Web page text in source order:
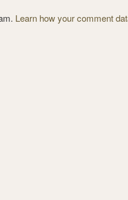
Learn how your comment